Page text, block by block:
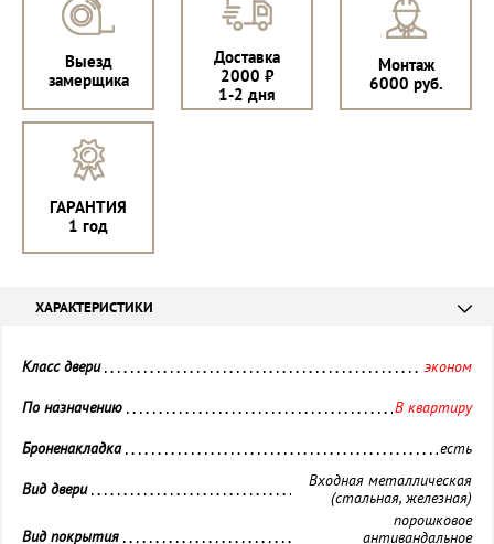
Выезд
замерщика
Доставка
2000 ₽
1-2 дня
Монтаж
6000 руб.
ГАРАНТИЯ
1 год
ХАРАКТЕРИСТИКИ
Класс двери эконом
По назначению В квартиру
Броненакладка есть
Вид двери
Входная металлическая
(стальная, железная)
Вид покрытия
порошковое
антивандальное